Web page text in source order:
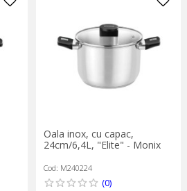
Oala inox, cu capac,
24cm/6,4L, "Elite" - Monix
Cod: M240224
(0)